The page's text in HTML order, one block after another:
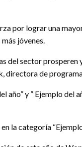
por lograr una
jóvenes.
del sector
directora de
y ” Ejemplo del
la categoría “Ejemplo